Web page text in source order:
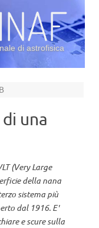
di astrofisica
una
(Very Large
della nana
sistema più
dal 1916. E'
e scure sulla